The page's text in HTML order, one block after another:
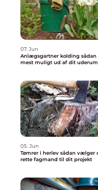
07. Jun
Anlægsgartner kolding sådan får du
mest muligt ud af dit uderum
05. Jun
Tømrer i herlev sådan vælger du den
rette fagmand til dit projekt